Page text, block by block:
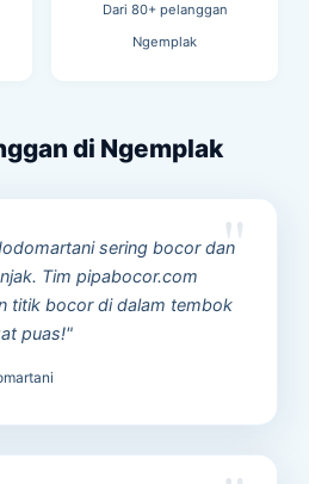
Dari 80+ pelanggan
Ngemplak
di Ngemplak
sering bocor dan
Tim pipabocor.com
titik bocor di dalam tembok
puas!"